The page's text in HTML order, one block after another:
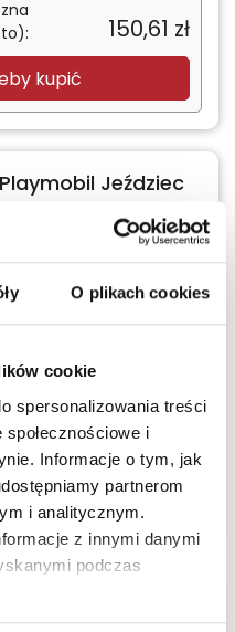
O plikach cookies
cookie
spersonalizowania treści
i
Informacje o tym, jak
partnerom
i analitycznym.
z innymi danymi
podczas
150,61 zł
kupić
Playmobil Jeździec
turniejowy 71641
Termin realizacji
25,95 zł
kupić